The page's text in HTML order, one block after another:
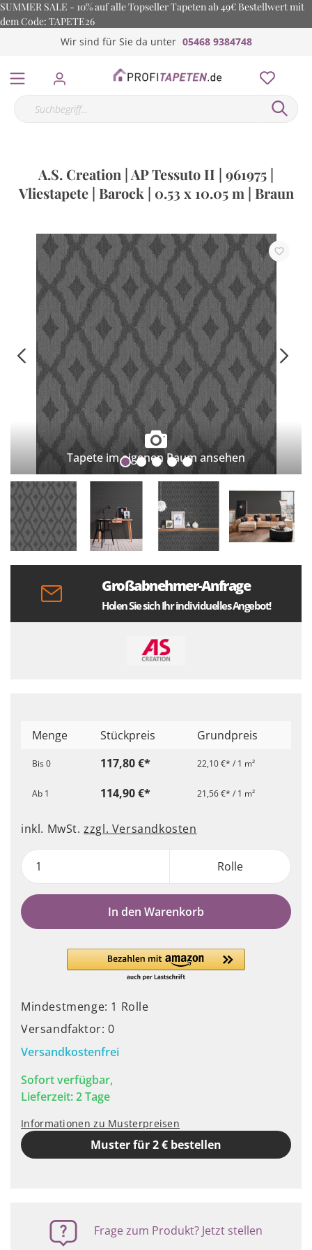
SUMMER SALE - 10% auf alle Topseller Tapeten ab 49€ Bestellwert mit
dem Code: TAPETE26
Wir sind für Sie da unter 05468 9384748
A.S. Creation | AP Tessuto II | 961975 |
Vliestapete | Barock | 0.53 x 10.05 m | Braun
Tapete im eigenen Raum ansehen
Großabnehmer-Anfrage
Holen Sie sich Ihr individuelles Angebot!
Menge Stückpreis Grundpreis
Bis0 117,80 €* 22,10 €* / 1 m²
Ab 1 114,90 €* 21,56 €* / 1 m²
inkl. MwSt.zzgl. Versandkosten
Rolle
In den Warenkorb
Mindestmenge: 1 Rolle
Versandfaktor: 0
Versandkostenfrei
Sofort verfügbar,
Lieferzeit: 2 Tage
Informationen zu Musterpreisen
Muster für 2 € bestellen
Frage zum Produkt? Jetzt stellen